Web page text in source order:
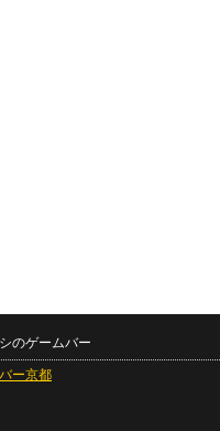
のゲームバー
ー京都